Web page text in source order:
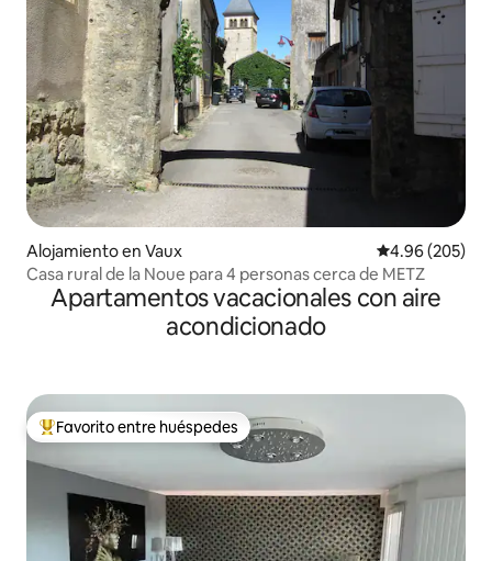
Alojamiento en Vaux Calificación
4.96 (205)
Casa rural de la Noue para 4 personas cerca de METZ
Apartamentos vacacionales con aire
acondicionado
Favorito entre huéspedes preferido
Favorito entre huéspedes